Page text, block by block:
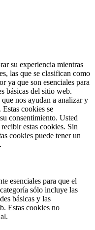
su experiencia mientras
las que se clasifican como
ya que son esenciales para
básicas del sitio web.
nos ayudan a analizar y
cookies se
consentimiento. Usted
estas cookies. Sin
cookies puede tener un
esenciales para que el
sólo incluye las
básicas y las
Estas cookies no